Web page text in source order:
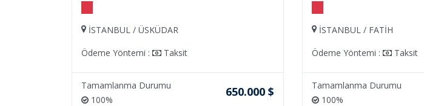
İSTANBUL / ÜSKÜDAR
Ödeme Yöntemi :
Taksit
Tamamlanma Durumu
100%
650.000 $
İSTANBUL / FATİH
Ödeme Yöntemi :
Taksit
Tamamlanma Durumu
100%